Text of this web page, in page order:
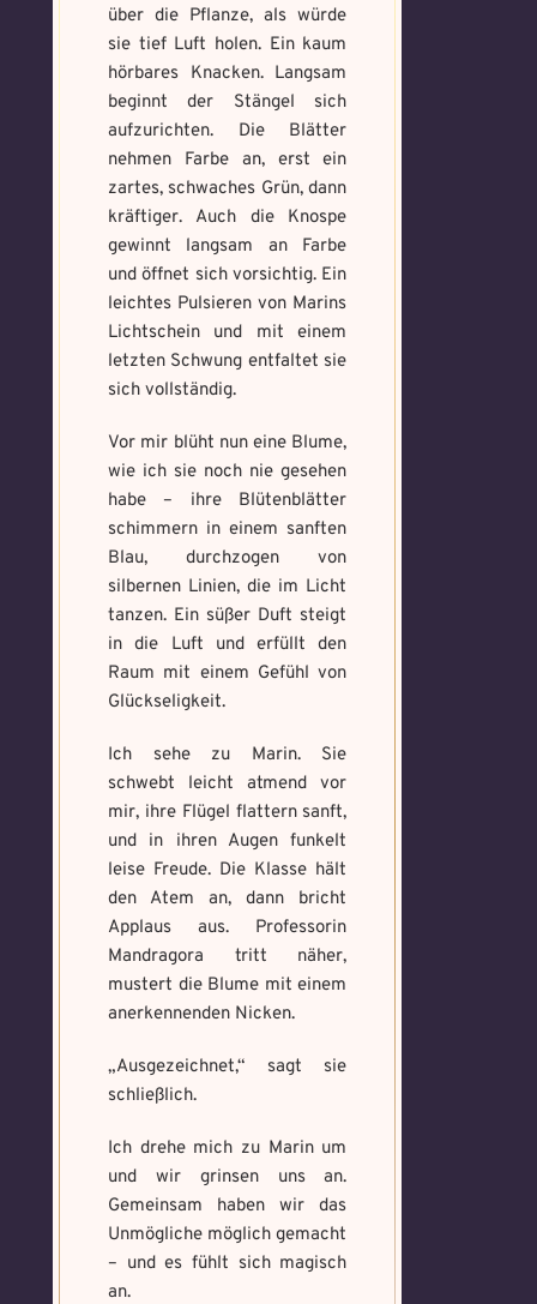
über die Pflanze, als würde
sie tief Luft holen. Ein kaum
hörbares Knacken. Langsam
beginnt der Stängel sich
aufzurichten. Die Blätter
nehmen Farbe an, erst ein
zartes, schwaches Grün, dann
kräftiger. Auch die Knospe
gewinnt langsam an Farbe
und öffnet sich vorsichtig. Ein
leichtes Pulsieren von Marins
Lichtschein und mit einem
letzten Schwung entfaltet sie
sich vollständig.
Vor mir blüht nun eine Blume,
wie ich sie noch nie gesehen
habe – ihre Blütenblätter
schimmern in einem sanften
Blau, durchzogen von
silbernen Linien, die im Licht
tanzen. Ein süßer Duft steigt
in die Luft und erfüllt den
Raum mit einem Gefühl von
Glückseligkeit.
Ich sehe zu Marin. Sie
schwebt leicht atmend vor
mir, ihre Flügel flattern sanft,
und in ihren Augen funkelt
leise Freude. Die Klasse hält
den Atem an, dann bricht
Applaus aus. Professorin
Mandragora tritt näher,
mustert die Blume mit einem
anerkennenden Nicken.
„Ausgezeichnet,“ sagt sie
schließlich.
Ich drehe mich zu Marin um
und wir grinsen uns an.
Gemeinsam haben wir das
Unmögliche möglich gemacht
– und es fühlt sich magisch
an.
Mandala senden
Max file size: 9.08 MB. | Allowed file
types: gif,jpeg,png,jpg,pdf | Min
number of file: 1
Select Files
Absenden
Absenden